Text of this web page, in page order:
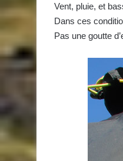
Vent, pluie, et
Dans ces
Pas une goutte